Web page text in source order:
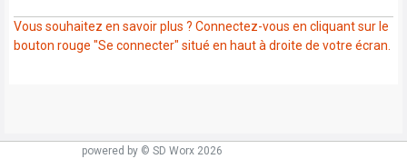
Vous souhaitez en savoir plus ? Connectez-vous en cliquant sur le
bouton rouge "Se connecter" situé en haut à droite de votre écran.
powered by © SD Worx 2026